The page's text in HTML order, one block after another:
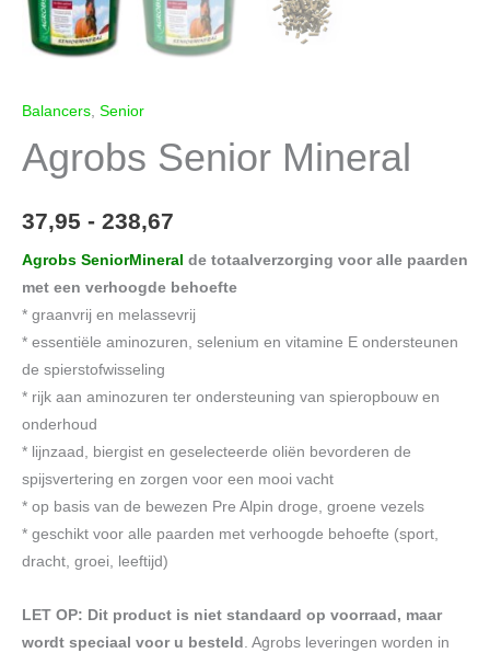
Balancers, Senior
Agrobs Senior Mineral
37,95 - 238,67
37,95
tot
238,67
Agrobs SeniorMineral de totaalverzorging voor alle paarden
met een verhoogde behoefte
* graanvrij en melassevrij
* essentiële aminozuren, selenium en vitamine E ondersteunen
de spierstofwisseling
* rijk aan aminozuren ter ondersteuning van spieropbouw en
onderhoud
* lijnzaad, biergist en geselecteerde oliën bevorderen de
spijsvertering en zorgen voor een mooi vacht
* op basis van de bewezen Pre Alpin droge, groene vezels
* geschikt voor alle paarden met verhoogde behoefte (sport,
dracht, groei, leeftijd)
LET OP: Dit product is niet standaard op voorraad, maar
wordt speciaal voor u besteld . Agrobs leveringen worden in